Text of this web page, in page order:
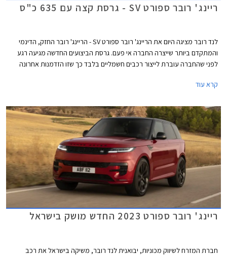
ריינג' רובר ספורט SV - גרסת קצה עם 635 כ"ס
לנד רובר מציגה היום את הריינג' רובר ספורט SV - הריינג' רובר החזק, הדינמי
והמתקדם ביותר שייצרה החברה אי פעם. גרסת הביצועים החדשה מגיעה רגע
לפני שהחברה עוברת לייצור רכבים חשמליים בלבד כך שזו הזדמנות אחרונה
קרא עוד
ריינג' רובר ספורט 2023 החדש מושק בישראל
חברת המזרח לשיווק מכוניות, יבואנית לנד רובר, משיקה בישראל את רכב